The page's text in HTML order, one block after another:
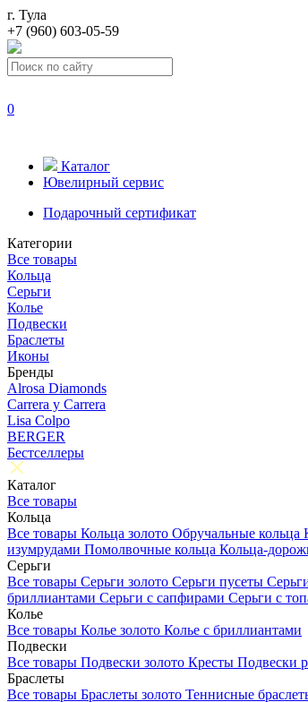
г. Тула
+7 (960) 603-05-59
0
Каталог
Ювелирный сервис
Подарочный сертификат
Категории
Все товары
Кольца
Серьги
Колье
Подвески
Браслеты
Иконы
Бренды
Alrosa Diamonds
Carrera y Carrera
Lisa Colpo
BERGER
Бестселлеры
Каталог
Все товары
Кольца
Все товары Кольца золото Обручальные кольца
изумрудами Помолвочные кольца Кольца-
Серьги
Все товары Серьги золото Серьги пусеты
бриллиантами Серьги с сапфирами Серьги с
Колье
Все товары Колье золото Колье с бриллиантами
Подвески
Все товары Подвески золото Кресты Подвески
Браслеты
Все товары Браслеты золото Теннисные